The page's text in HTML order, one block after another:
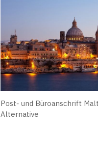
Post- und Büroanschrift
Alternative